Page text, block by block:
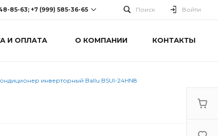
85-63; +7 (999) 585-36-65
63; +7 (999) 585-36-65
Поиск Войти
И ОПЛАТА О КОМПАНИИ КОНТАКТЫ
инверторный Ballu BSUI-24HN8